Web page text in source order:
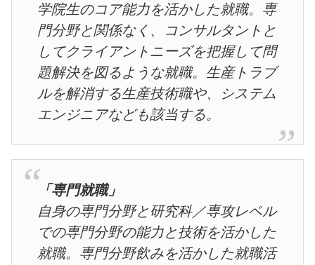
学院生のコア能力を活かした就職。専
門分野と関係なく、コンサルタントと
してクライアントニーズを把握して問
題解決を図るような就職。生産トラブ
ルを解消する生産技術職や、システム
エンジニアなども該当する。
「専門就職」
自身の専門分野と研究科／専攻レベル
での専門分野の能力と技術を活かした
就職。専門分野飲みを活かした就職活